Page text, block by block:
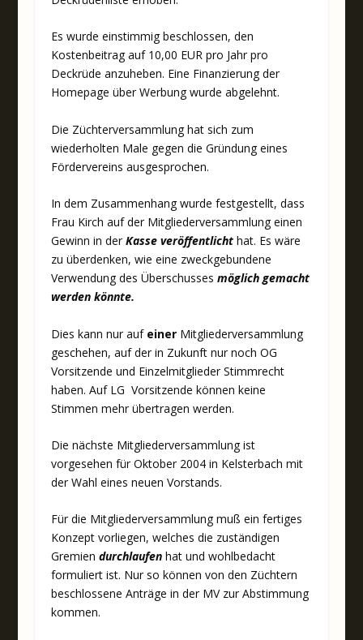
Es wurde einstimmig beschlossen, den
Kostenbeitrag auf 10,00 EUR pro Jahr pro
Deckrüde anzuheben. Eine Finanzierung der
Homepage über Werbung wurde abgelehnt.
Die Züchterversammlung hat sich zum
wiederholten Male gegen die Gründung eines
Fördervereins ausgesprochen.
In dem Zusammenhang wurde festgestellt, dass
Frau Kirch auf der Mitgliederversammlung einen
Gewinn in der Kasse veröffentlicht hat. Es wäre
zu überdenken, wie eine zweckgebundene
Verwendung des Überschusses möglich gemacht
werden könnte.
Dies kann nur aufeiner Mitgliederversammlung
geschehen, auf der in Zukunft nur noch OG
Vorsitzende und Einzelmitglieder Stimmrecht
haben. Auf LG Vorsitzende können keine
Stimmen mehr übertragen werden.
Die nächste Mitgliederversammlung ist
vorgesehen für Oktober 2004 in Kelsterbach mit
der Wahl eines neuen Vorstands.
Für die Mitgliederversammlung muß ein fertiges
Konzept vorliegen, welches die zuständigen
Gremien durchlaufen hat und wohlbedacht
formuliert ist. Nur so können von den Züchtern
beschlossene Anträge in der MV zur Abstimmung
kommen.